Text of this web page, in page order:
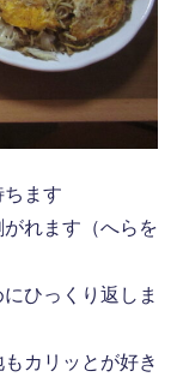
ます
れます（へらを
ひっくり返しま
カリッとが好き